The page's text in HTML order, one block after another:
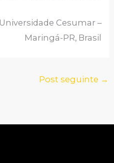
Cesumar –
Maringá-PR, Brasil
Post seguinte →